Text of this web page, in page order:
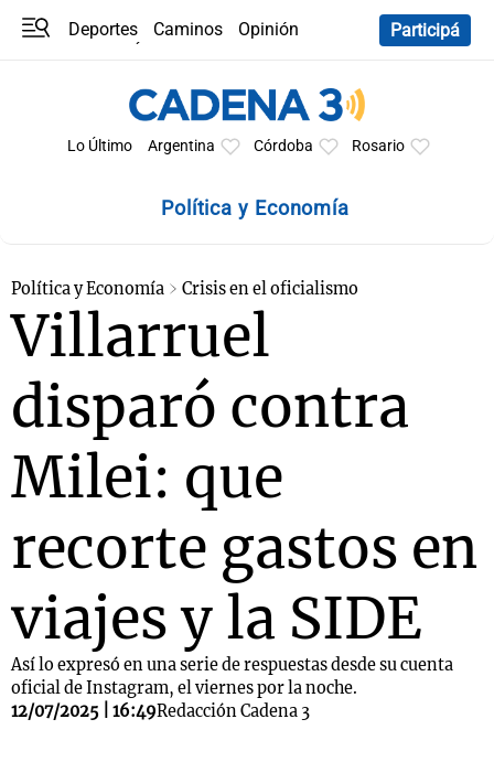
Deportes Caminos
Opinión
Participá
Lo Último Argentina Córdoba Rosario
Política y Economía
Política y Economía Crisis en el oficialismo
Villarruel
disparó contra
Milei: que
recorte gastos en
viajes y la SIDE
Así lo expresó en una serie de respuestas desde su cuenta
oficial de Instagram, el viernes por la noche.
12/07/2025 | 16:49Redacción Cadena 3